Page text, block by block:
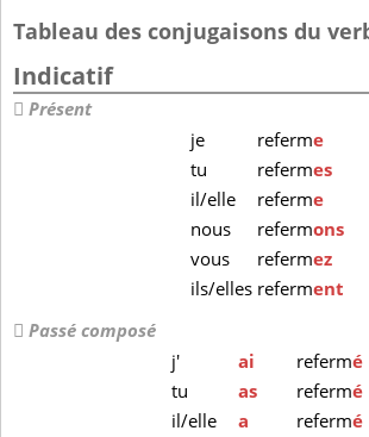
Tableau des conjugaisons du
Indicatif
Présent
je
referme
tu
refermes
il/elle
referme
nous
refermons
vous
refermez
ils/elles referment
Passé composé
j'
ai refermé
tu
as refermé
il/elle
a refermé